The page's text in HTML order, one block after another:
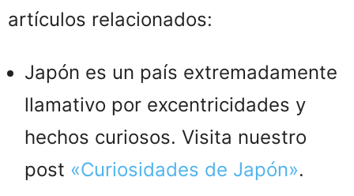
artículos relacionados:
Japón es un país extremadamente
llamativo por excentricidades y
hechos curiosos. Visita nuestro
post «Curiosidades de Japón».